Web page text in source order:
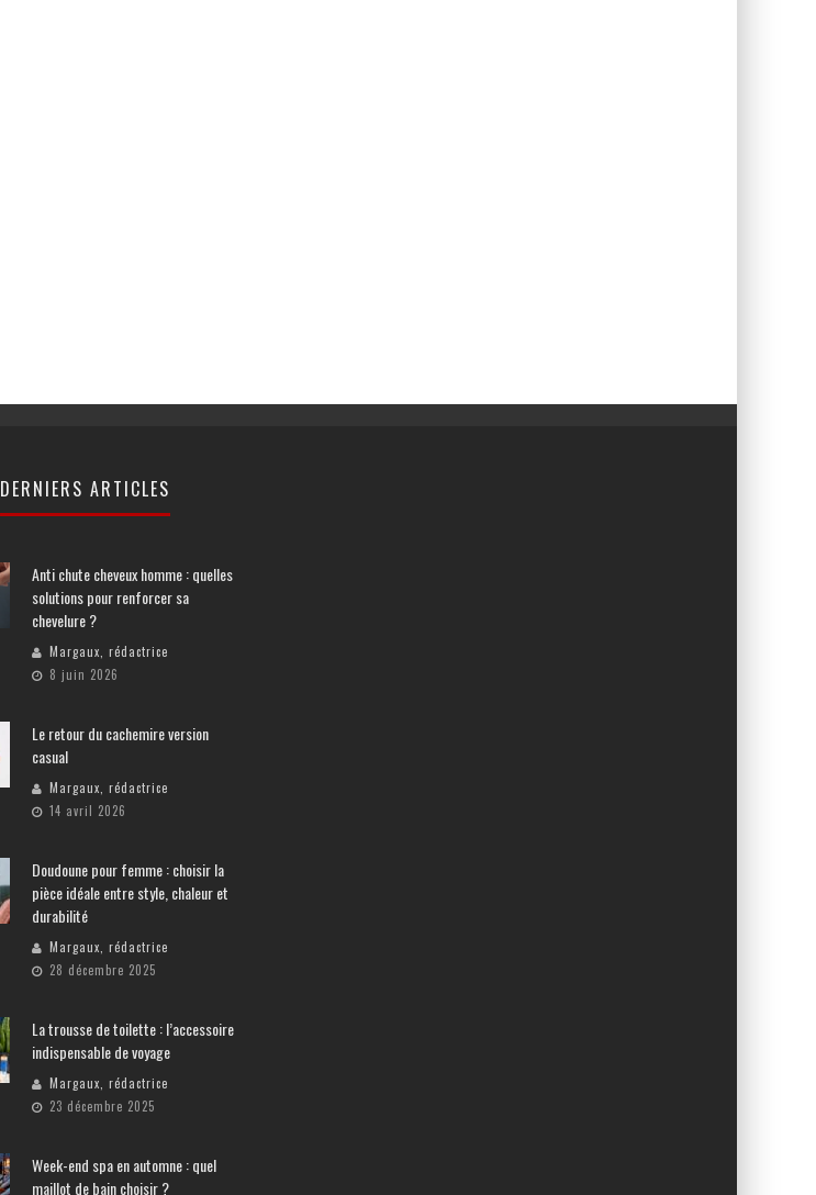
DERNIERS ARTICLES
Anti chute cheveux homme : quelles
solutions pour renforcer sa
chevelure ?
Margaux, rédactrice
8 juin 2026
Le retour du cachemire version
casual
Margaux, rédactrice
14 avril 2026
Doudoune pour femme : choisir la
pièce idéale entre style, chaleur et
durabilité
Margaux, rédactrice
28 décembre 2025
La trousse de toilette : l’accessoire
indispensable de voyage
Margaux, rédactrice
23 décembre 2025
Week-end spa en automne : quel
maillot de bain choisir ?